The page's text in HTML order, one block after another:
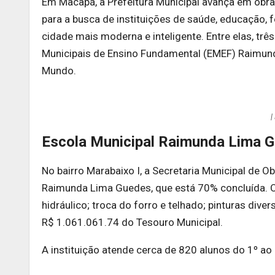
para a busca de instituições de saúde,
cidade mais moderna e inteligente. Entre elas,
Municipais de Ensino Fundamental (EMEF)
Mundo.
|
Escola Municipal Raimunda Lima
No bairro Marabaixo I, a Secretaria Municipal de
Raimunda Lima Guedes, que está 70%
hidráulico; troca do forro e telhado; pinturas
R$ 1.061.061.74 do Tesouro Municipal.
A instituição atende cerca de 820 alunos do 1º